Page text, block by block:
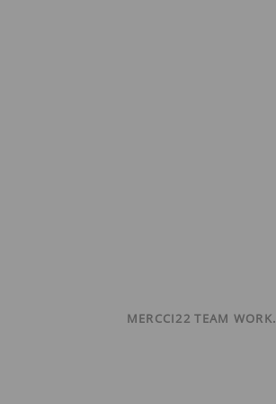
MERCCI22 TEAM WORK.